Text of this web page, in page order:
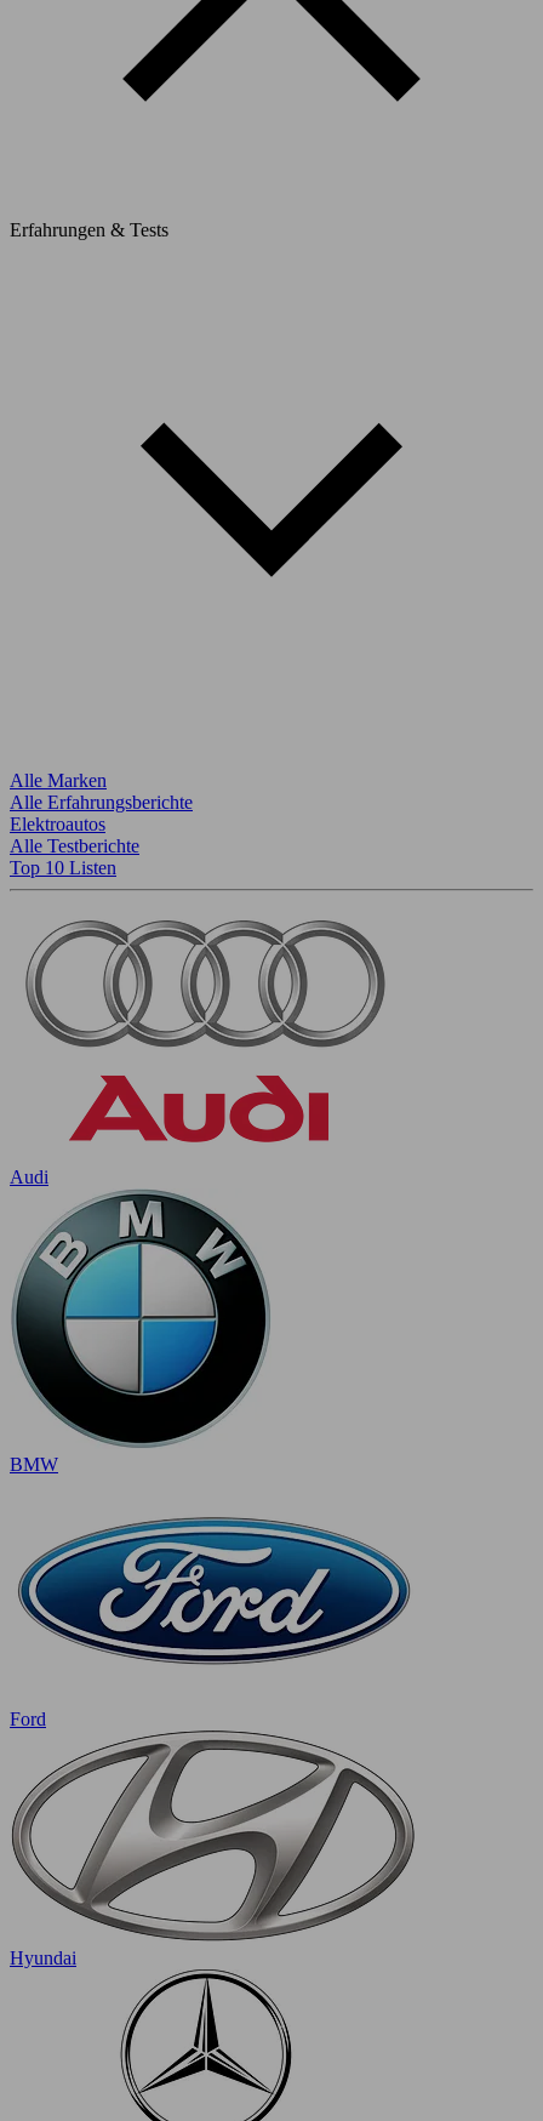
Erfahrungen & Tests
Alle Marken
Alle Erfahrungsberichte
Elektroautos
Alle Testberichte
Top 10 Listen
Audi
BMW
Ford
Hyundai